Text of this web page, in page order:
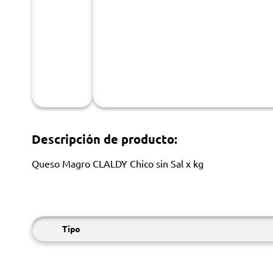
Descripción de producto:
Queso Magro CLALDY Chico sin Sal x kg
Tipo